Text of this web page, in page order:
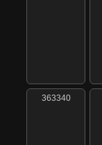
363340